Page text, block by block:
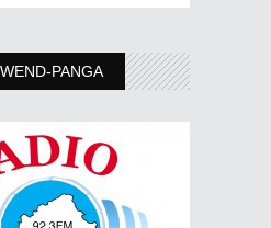
PANGA